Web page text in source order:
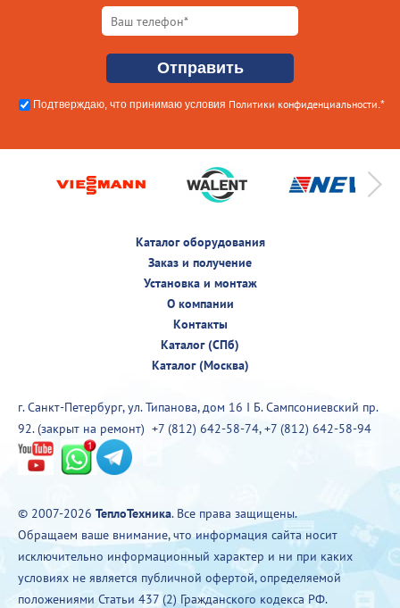
Подтверждаю, что принимаю условия Политики конфиденциальности .*
Каталог оборудования
Заказ и получение
Установка и монтаж
О компании
Контакты
Каталог (СПб)
Каталог (Москва)
г. Санкт-Петербург, ул. Типанова, дом 16 I Б. Сампсониевский пр.
92. (закрыт на ремонт) +7 (812) 642-58-74,+7 (812) 642-58-94
© 2007-2026 ТеплоТехника. Все права защищены.
Обращаем ваше внимание, что информация сайта носит
исключительно информационный характер и ни при каких
условиях не является публичной офертой, определяемой
положениями Статьи 437 (2) Гражданского кодекса РФ.